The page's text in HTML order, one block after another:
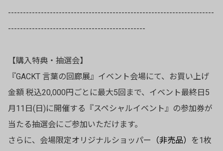
---------------------------------------------------------------------
----------------------------------------------
【購入特典・抽選会】
『GACKT 言葉の回廊展』イベント会場にて、お買い上げ
金額 税込20,000円ごとに最大5回まで、イベント最終日5
月11日(日)に開催する『スペシャルイベント』の参加券が
当たる抽選会にご参加いただけます。
さらに、会場限定オリジナルショッパー
（非売品）
を1枚